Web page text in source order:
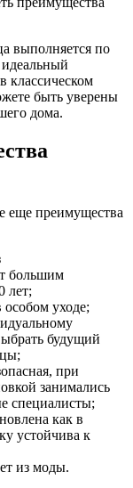
выполняется по
идеальный
классическом
быть уверены
дома.
еще преимущества
большим
лет;
уходе;
будущий
при
занимались
специалисты;
как в
устойчива к
из моды.